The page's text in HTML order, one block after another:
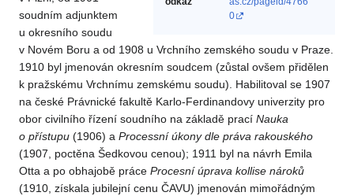
0
soudním adjunktem
u okresního soudu
v Novém Boru a od 1908 u Vrchního zemského soudu v Praze.
1910 byl jmenován okresním soudcem (zůstal ovšem přidělen
k pražskému Vrchnímu zemskému soudu). Habilitoval se 1907
na české Právnické fakultě Karlo-Ferdinandovy univerzity pro
obor civilního řízení soudního na základě prací Nauka
o přístupu (1906) a Processní úkony dle práva rakouského
(1907, poctěna Šedkovou cenou); 1911 byl na návrh Emila
Otta a po obhajobě práce Procesní úprava kollise nároků
(1910, získala jubilejní cenu ČAVU) jmenován mimořádným